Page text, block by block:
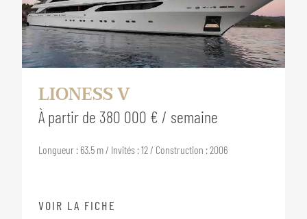
LIONESS V
À partir de 380 000 € / semaine
Longueur : 63.5 m / Invités : 12 / Construction : 2006
VOIR LA FICHE